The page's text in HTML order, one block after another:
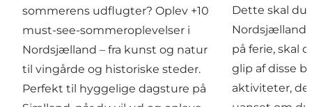
sommerens udflugter? Oplev +10
must-see-sommeroplevelser i
Nordsjælland – fra kunst og natur
til vingårde og historiske steder.
Perfekt til hyggelige dagsture på
Dette skal du
Nordsjælland
på ferie, skal
glip af disse
aktiviteter,